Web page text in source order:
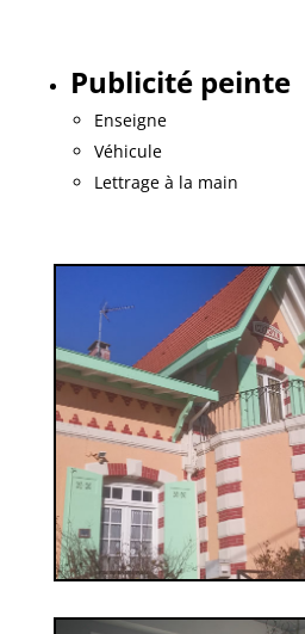
Publicité peinte
Enseigne
Véhicule
Lettrage à la main